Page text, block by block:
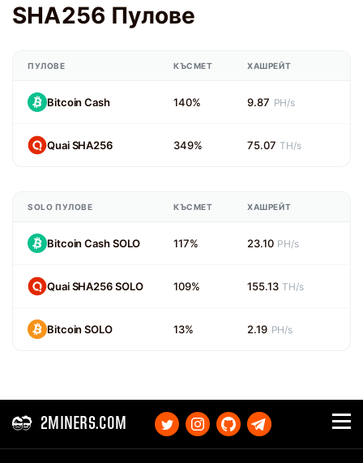
SHA256 Пулове
ПУЛОВЕ КЪСМЕТ ХАШРЕЙТ
Bitcoin Cash 140% 9.87 PH/s
Quai SHA256 349% 75.07 TH/s
SOLO ПУЛОВЕ КЪСМЕТ ХАШРЕЙТ
Bitcoin Cash SOLO 117% 23.10 PH/s
Quai SHA256 SOLO 109% 155.13 TH/s
Bitcoin SOLO 13% 2.19 PH/s
2MINERS.COM